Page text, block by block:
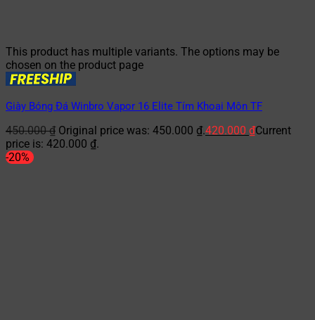
This product has multiple variants. The options may be
chosen on the product page
Giày Bóng Đá Winbro Vapor 16 Elite Tím Khoai Môn TF
450.000₫ Original price was: 450.000 ₫.420.000 ₫Current
price is: 420.000 ₫.
-20%